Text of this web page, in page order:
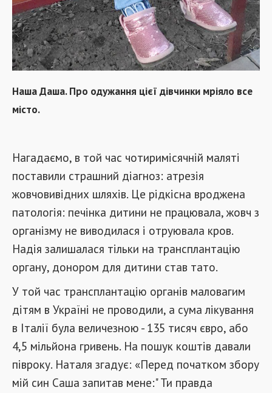
Наша Даша. Про одужання цієї дівчинки мріяло все
місто.
Нагадаємо, в той час чотиримісячній маляті
поставили страшний діагноз: атрезія
жовчовивідних шляхів. Це рідкісна вроджена
патологія: печінка дитини не працювала, жовч з
організму не виводилася і отруювала кров.
Надія залишалася тільки на трансплантацію
органу, донором для дитини став тато.
У той час трансплантацію органів маловагим
дітям в Україні не проводили, а сума лікування
в Італії була величезною - 135 тисяч євро, або
4,5 мільйона гривень. На пошук коштів давали
півроку. Наталя згадує: «Перед початком збору
мій син Саша запитав мене:" Ти правда